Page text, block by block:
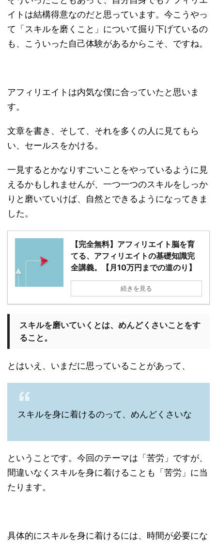
イトは結構得意なのだと思っています。今こうやっ
て「スキルを磨くこと」について掘り下げているの
も、こういった自己体験があるからこそ、ですね。
アフィリエイトは内気な僕に合っていたと思いま
す。
文章を書き、そして、それを多くの人に見てもら
い、セールスをかける。
一見するとかなりすごいことをやっているように見
えるかもしれませんが、一つ一つのスキルをしっか
りと磨いていけば、自然とできるようになってきま
した。
【完全無料】アフィリエイト脳を育
てる、アフィリエイトの基礎知識完
全講義。【月10万円までの道のり】
続きを見る
スキルを磨いていくとは、めんどくさいことをす
ること。
とはいえ、いまだに思っていることがあって、
スキルを身に着けるのって、めんどくさいな
ということです。今回のテーマは「苦労」ですが、
間違いなくスキルを身に着けることも「苦労」に当
たります。
具体的にスキルを身に着けるには、時間が必要にな